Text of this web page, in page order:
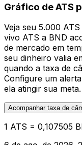
Gráfico de ATS
Veja seu 5.000
vivo ATS a BND
de mercado em
seu dinheiro valia
quando a taxa de
Configure um
ela atingir sua meta.
Acompanhar taxa de
1 ATS = 0,107505